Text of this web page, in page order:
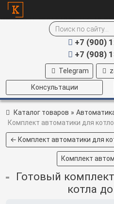
+7 (900)
+7 (908)
Telegram
Консультации
Каталог товаров »
Комплект автоматики для
← Комплект автоматики для
Комплект
Готовый
котла